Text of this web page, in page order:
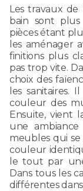
Les travaux
bain sont
pièces étant
les aménager
finitions plus
pas trop vite.
choix des
les sanitaires.
couleur des
Ensuite, vient
une
meubles qui
couleur
le tout par
Dans tous les
différentes